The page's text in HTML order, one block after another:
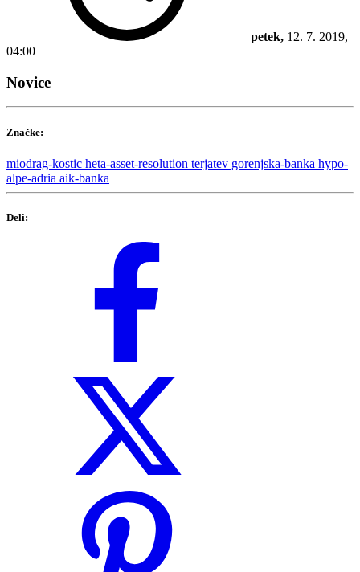
petek, 12. 7. 2019,
04:00
Novice
Značke:
miodrag-kostic heta-asset-resolution terjatev gorenjska-banka hypo-
alpe-adria aik-banka
Deli: